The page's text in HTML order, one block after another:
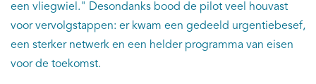
een vliegwiel." Desondanks bood de pilot veel houvast
voor vervolgstappen: er kwam een gedeeld urgentiebesef,
een sterker netwerk en een helder programma van eisen
voor de toekomst.